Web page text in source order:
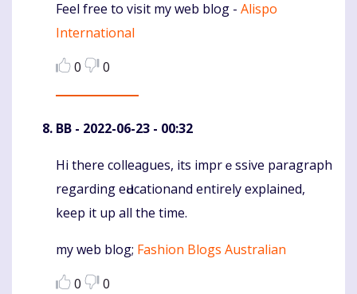
Feel free to visit my web blog - Alispo
International
0
0
BB - 2022-06-23 - 00:32
Komentaras
Hi there colleaɡues, its imprｅssive paragraph
regarding eԀucationand entirely explained,
keep іt up all the time.
my wеb blog; Fashion Blogs Australian
0
0